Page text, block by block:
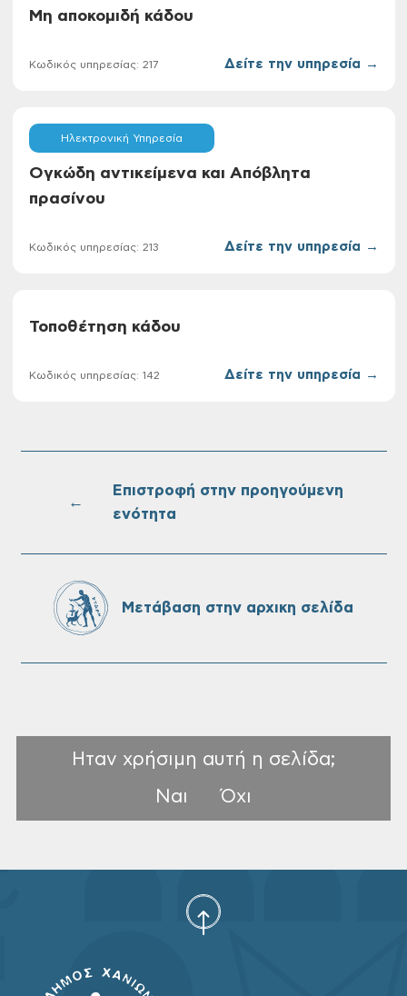
Μη αποκομιδή κάδου
Κωδικός υπηρεσίας: 217 Δείτε την υπηρεσία →
Ηλεκτρονική Υπηρεσία
Ογκώδη αντικείμενα και Απόβλητα
πρασίνου
Κωδικός υπηρεσίας: 213 Δείτε την υπηρεσία →
Τοποθέτηση κάδου
Κωδικός υπηρεσίας: 142 Δείτε την υπηρεσία →
←
Επιστροφή στην προηγούμενη
ενότητα
Μετάβαση στην αρχικη σελίδα
Ηταν χρήσιμη αυτή η σελίδα;
Ναι
Όχι